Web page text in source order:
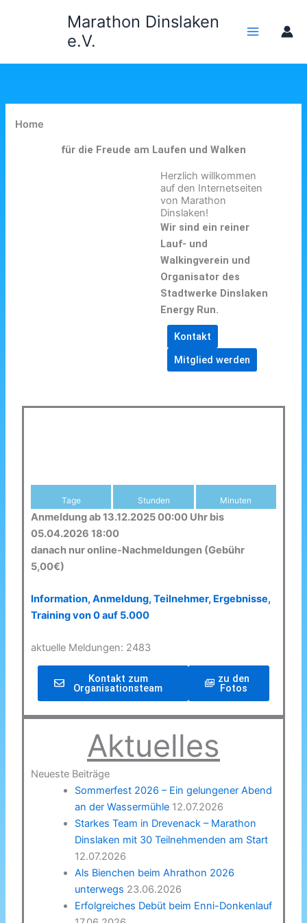
Marathon Dinslaken
e.V.
Home
für die Freude am Laufen und Walken
Herzlich willkommen
auf den Internetseiten
von Marathon
Dinslaken!
Wir sind ein reiner
Lauf- und
Walkingverein und
Organisator des
Stadtwerke Dinslaken
Energy Run.
Kontakt
Mitglied werden
Tage Stunden Minuten
Anmeldung ab 13.12.2025 00:00 Uhr bis
05.04.2026 18:00
danach nur online-Nachmeldungen (Gebühr
5,00€)
Information, Anmeldung, Teilnehmer, Ergebnisse,
Training von 0 auf 5.000
aktuelle Meldungen: 2483
Kontakt zum
Organisationsteam
zu den
Fotos
Aktuelles
Neueste Beiträge
Sommerfest 2026 – Ein gelungener Abend
an der Wassermühle 12.07.2026
Starkes Team in Drevenack – Marathon
Dinslaken mit 30 Teilnehmenden am Start
12.07.2026
Als Bienchen beim Ahrathon 2026
unterwegs 23.06.2026
Erfolgreiches Debüt beim Enni-Donkenlauf